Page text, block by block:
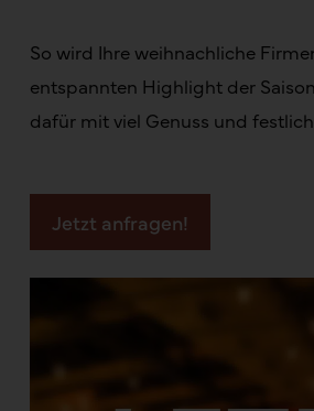
So wird Ihre weihnachliche
entspannten Highlight der
dafür mit viel Genuss und
Jetzt anfragen!